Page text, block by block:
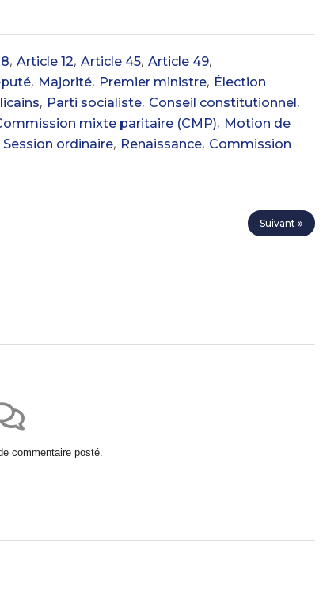
, Article 12, Article 45, Article 49,
, Majorité, Premier ministre, Élection
, Parti socialiste, Conseil constitutionnel,
mixte paritaire (CMP), Motion de
Session ordinaire, Renaissance, Commission
Suivant
commentaire posté.